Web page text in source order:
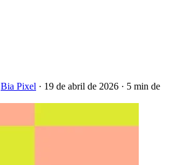
Bia Pixel · 19 de abril de 2026 · 5 min de